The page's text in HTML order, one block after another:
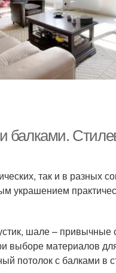
балками.
так и в разных
украшением
шале –
материалов
потолок с балками в